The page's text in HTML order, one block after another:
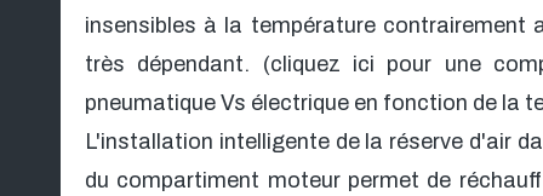
insensibles à la température contrairement
très dépendant. (cliquez ici pour une
pneumatique Vs électrique en fonction de la
L'installation intelligente de la réserve d'air
du compartiment moteur permet de